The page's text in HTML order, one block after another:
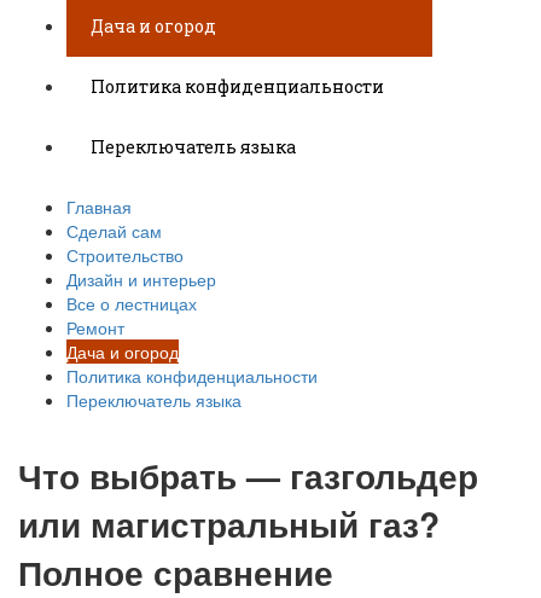
Дача и огород
Политика конфиденциальности
Переключатель языка
Главная
Сделай сам
Строительство
Дизайн и интерьер
Все о лестницах
Ремонт
Дача и огород
Политика конфиденциальности
Переключатель языка
Что выбрать — газгольдер
или магистральный газ?
Полное сравнение